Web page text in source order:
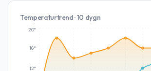
Temperaturtrend · 10 dygn
12°
16°
20°